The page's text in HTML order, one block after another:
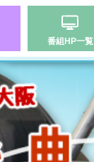
番組HP一覧